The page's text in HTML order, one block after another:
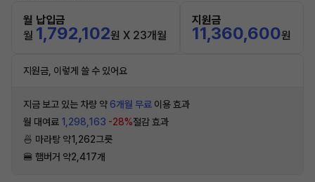
월 납입금
월 1,792,102원 X 23개월
지원금
11,360,600원
지원금, 이렇게 쓸 수 있어요
지금 보고 있는 차량 약 6개월 무료 이용 효과
월 대여료 1,298,163 -28%절감 효과
🍜 마라탕 약1,262그릇
🍔 햄버거 약2,417개